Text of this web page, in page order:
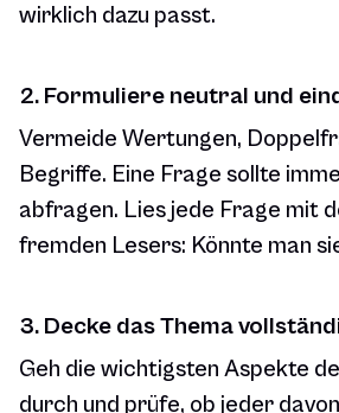
wirklich dazu passt.
2. Formuliere neutral und
Vermeide Wertungen,
Begriffe. Eine Frage sollte
abfragen. Lies jede Frage mit
fremden Lesers: Könnte man
3. Decke das Thema
Geh die wichtigsten Aspekte
durch und prüfe, ob jeder